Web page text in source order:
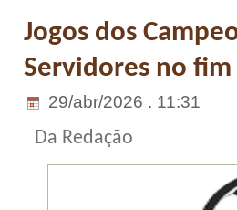
Jogos dos
Servidores no fim
29/abr/2026 . 11:31
Da Redação